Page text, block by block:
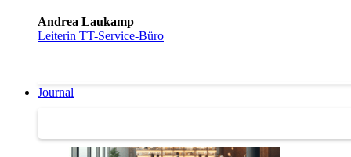
Andrea Laukamp
Leiterin TT-Service-Büro
Journal